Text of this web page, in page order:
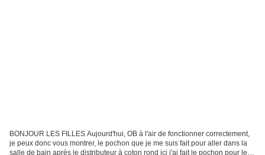
BONJOUR LES FILLES Aujourd'hui, OB à l'air de fonctionner correctement,
je peux donc vous montrer, le pochon que je me suis fait pour aller dans la
salle de bain après le distributeur à coton rond ici j'ai fait le pochon pour les